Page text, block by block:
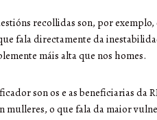
recollidas son, por
fala directamente da
máis alta que nos homes.
son os e as beneficiarias da
mulleres, o que fala da maior